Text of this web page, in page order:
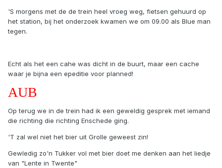
'S morgens met de de trein heel vroeg weg, fietsen gehuurd op
het station, bij het onderzoek kwamen we om 09.00 als Blue man
tegen.
Echt als het een cahe was dicht in de buurt, maar een cache
waar je bijna een epeditie voor planned!
AUB
Op terug we in de trein had ik een geweldig gesprek met iemand
die richting die richting Enschede ging.
'T zal wel niet het bier uit Grolle geweest zin!
Gewledig zo'n Tukker vol met bier doet me denken aan het liedje
van "Lente in Twente"